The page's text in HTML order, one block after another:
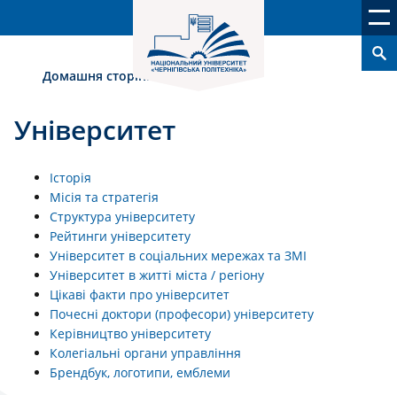
Домашня сторінка›Університет
Університет
Історія
Місія та стратегія
Структура університету
Рейтинги університету
Університет в соціальних мережах та ЗМІ
Університет в житті міста / регіону
Цікаві факти про університет
Почесні доктори (професори) університету
Керівництво університету
Колегіальні органи управління
Брендбук, логотипи, емблеми